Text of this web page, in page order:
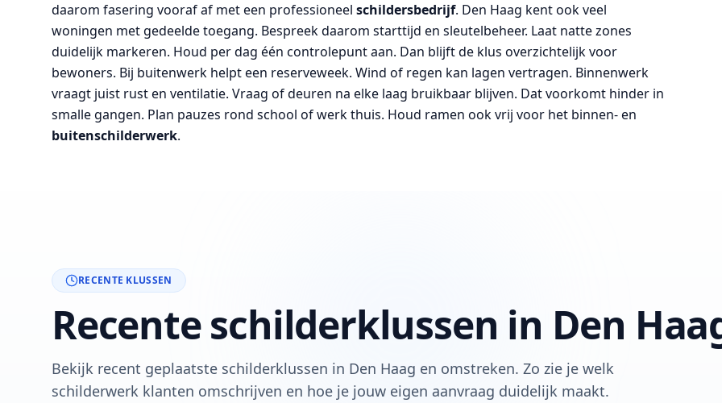
daarom fasering vooraf af met een professioneel schildersbedrijf. Den Haag kent ook veel
woningen met gedeelde toegang. Bespreek daarom starttijd en sleutelbeheer. Laat natte zones
duidelijk markeren. Houd per dag één controlepunt aan. Dan blijft de klus overzichtelijk voor
bewoners. Bij buitenwerk helpt een reserveweek. Wind of regen kan lagen vertragen. Binnenwerk
vraagt juist rust en ventilatie. Vraag of deuren na elke laag bruikbaar blijven. Dat voorkomt hinder in
smalle gangen. Plan pauzes rond school of werk thuis. Houd ramen ook vrij voor het binnen- en
buitenschilderwerk.
RECENTE KLUSSEN
Recente schilderklussen in Den
Bekijk recent geplaatste schilderklussen in Den Haag en omstreken. Zo zie je welk
schilderwerk klanten omschrijven en hoe je jouw eigen aanvraag duidelijk maakt.